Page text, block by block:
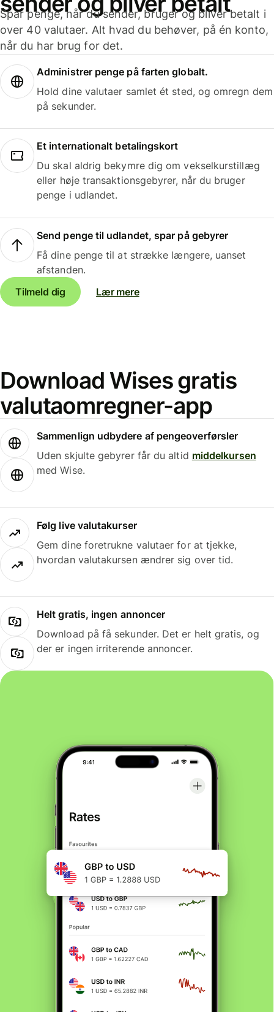
Spar penge, når du sender, bruger og bliver betalt i
over 40 valutaer. Alt hvad du behøver, på én konto,
når du har brug for det.
Administrer penge på farten globalt.
Hold dine valutaer samlet ét sted, og omregn dem
på sekunder.
Et internationalt betalingskort
Du skal aldrig bekymre dig om vekselkurstillæg
eller høje transaktionsgebyrer, når du bruger
penge i udlandet.
Send penge til udlandet, spar på gebyrer
Få dine penge til at strække længere, uanset
afstanden.
Tilmeld dig
Lær mere
Download Wises gratis
valutaomregner-app
Sammenlign udbydere af pengeoverførsler
Uden skjulte gebyrer får du altid middelkursen
med Wise.
Følg live valutakurser
Gem dine foretrukne valutaer for at tjekke,
hvordan valutakursen ændrer sig over tid.
Helt gratis, ingen annoncer
Download på få sekunder. Det er helt gratis, og
der er ingen irriterende annoncer.